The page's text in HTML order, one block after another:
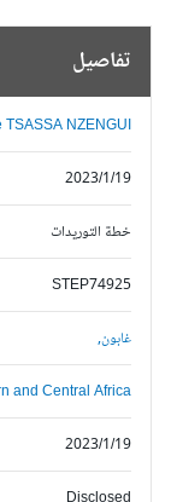
تفاصيل
TSASSA NZENGUI;
2023/1/19
خطة التوريدات
STEP74925
غابون,
and Central Africa,
2023/1/19